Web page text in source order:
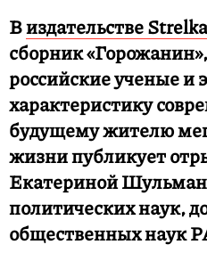
Виздательстве
сборник
российские ученые и
характеристику
будущему жителю
жизни публикует
Екатериной
политических наук,
общественных наук